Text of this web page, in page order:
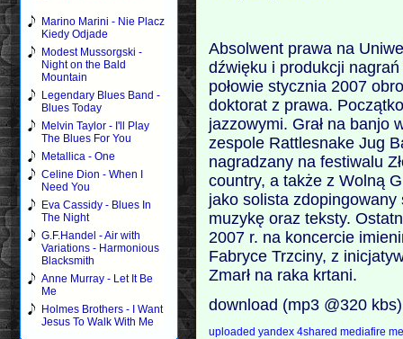
Marino Marini - Nie Placz
Kiedy Odjade
Modest Mussorgski -
Night on the Bald
Mountain
Legendary Blues Band -
Blues Today
Melvin Taylor - I'll Play
The Blues For You
Metallica - One
Celine Dion - When I
Need You
Eva Cassidy - Blues In
The Night
G.F.Handel - Air with
Variations - Harmonious
Blacksmith
Anne Murray - Let It Be
Me
Holmes Brothers - I Want
Jesus To Walk With Me
Absolwent prawa na
dźwięku i produkcji
połowie stycznia 2007
doktorat z prawa.
jazzowymi. Grał na banjo
zespole Rattlesnake Jug
nagradzany na festiwalu
country, a także z Wolną
jako solista zdopingowany
muzykę oraz teksty.
2007 r. na koncercie
Fabryce Trzciny, z
Zmarł na raka krtani.
download (mp3 @320
uploadedyandex4sharedmediafire